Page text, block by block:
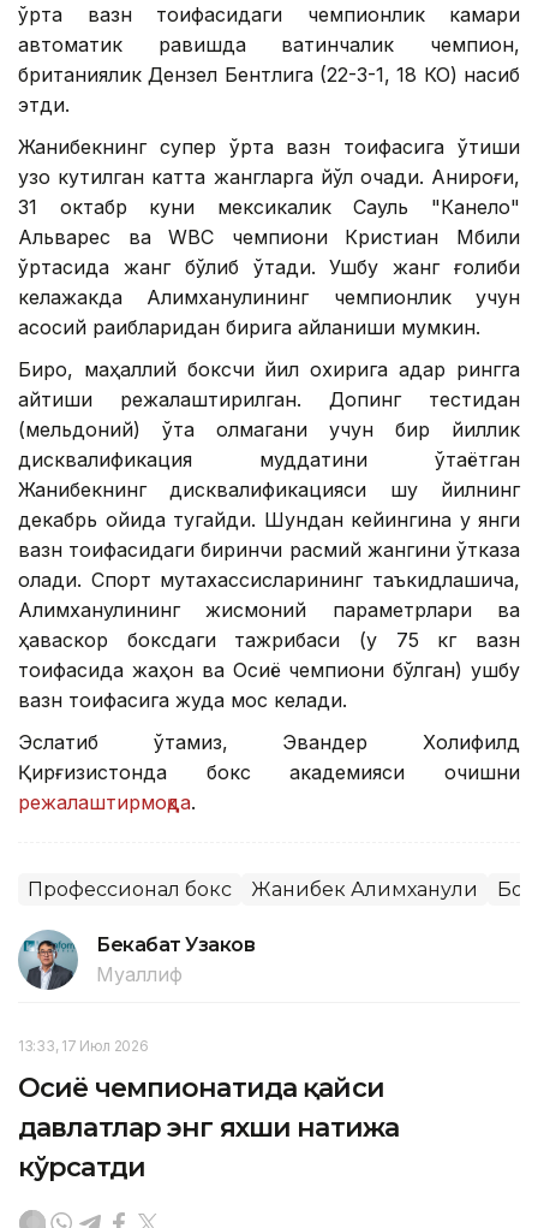
ўрта вазн тоифасидаги чемпионлик камари
автоматик равишда вақтинчалик чемпион,
британиялик Дензел Бентлига (22-3-1, 18 КО) насиб
этди.
Жанибекнинг супер ўрта вазн тоифасига ўтиши
узоқ кутилган катта жангларга йўл очади. Аниқроғи,
31 октабр куни мексикалик Сауль "Канело"
Альварес ва WВC чемпиони Кристиан Мбили
ўртасида жанг бўлиб ўтади. Ушбу жанг ғолиби
келажакда Алимханулининг чемпионлик учун
асосий рақибларидан бирига айланиши мумкин.
Бироқ, маҳаллий боксчи йил охирига қадар рингга
қайтиши режалаштирилган. Допинг тестидан
(мельдоний) ўта олмагани учун бир йиллик
дисквалификация муддатини ўтаётган
Жанибекнинг дисквалификацияси шу йилнинг
декабрь ойида тугайди. Шундан кейингина у янги
вазн тоифасидаги биринчи расмий жангини ўтказа
олади. Спорт мутахассисларининг таъкидлашича,
Алимханулининг жисмоний параметрлари ва
ҳаваскор боксдаги тажрибаси (у 75 кг вазн
тоифасида жаҳон ва Осиё чемпиони бўлган) ушбу
вазн тоифасига жуда мос келади.
Эслатиб ўтамиз, Эвандер Холифилд
Қирғизистонда бокс академияси очишни
режалаштирмоқда.
Профессионал бокс Жанибек Алимханули
Бекабат Узаков
Муаллиф
13:33, 17 Июл 2026
Осиё чемпионатида қайси
давлатлар энг яхши натижа
кўрсатди